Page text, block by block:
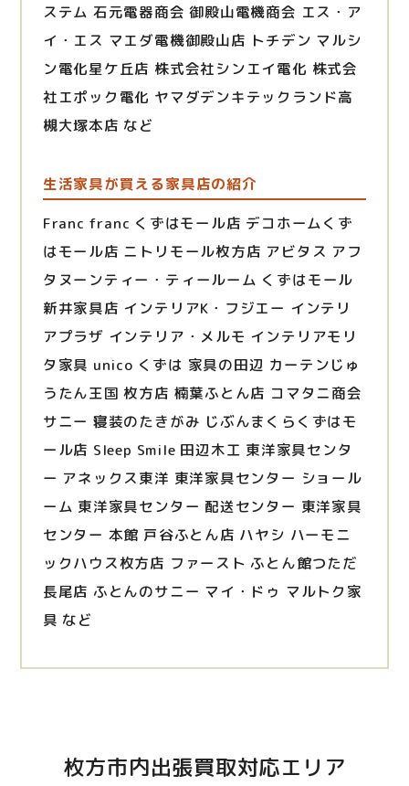
ステム 石元電器商会 御殿山電機商会 エス・ア
イ・エス マエダ電機御殿山店 トチデン マルシ
ン電化星ケ丘店 株式会社シンエイ電化 株式会
社エポック電化 ヤマダデンキテックランド高
槻大塚本店 など
生活家具が買える家具店の紹介
Franc franc くずはモール店 デコホームくず
はモール店 ニトリモール枚方店 アビタス アフ
タヌーンティー・ティールーム くずはモール
新井家具店 インテリアK・フジエー インテリ
アプラザ インテリア・メルモ インテリアモリ
タ家具 unico くずは 家具の田辺 カーテンじゅ
うたん王国 枚方店 楠葉ふとん店 コマタニ商会
サニー 寝装のたきがみ じぶんまくらくずはモ
ール店 Sleep Smile 田辺木工 東洋家具センタ
ー アネックス東洋 東洋家具センター ショール
ーム 東洋家具センター 配送センター 東洋家具
センター 本館 戸谷ふとん店 ハヤシ ハーモニ
ックハウス枚方店 ファースト ふとん館つただ
長尾店 ふとんのサニー マイ・ドゥ マルトク家
具 など
枚方市内出張買取対応エリア